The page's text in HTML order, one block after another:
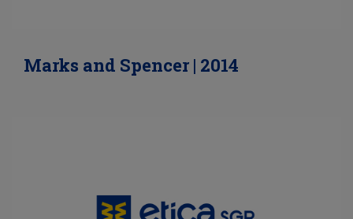
Marks and Spencer | 2014